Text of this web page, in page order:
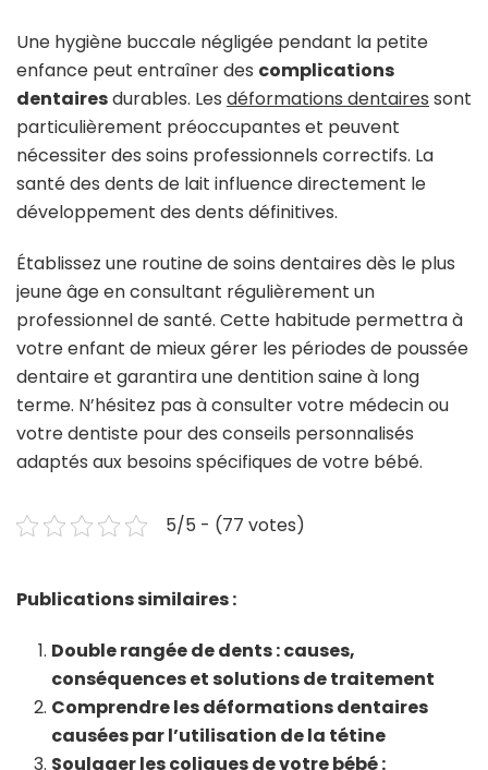
Une hygiène buccale négligée pendant la petite
enfance peut entraîner des complications
dentairesdurables. Les déformations dentaires sont
particulièrement préoccupantes et peuvent
nécessiter des soins professionnels correctifs. La
santé des dents de lait influence directement le
développement des dents définitives.
Établissez une routine de soins dentaires dès le plus
jeune âge en consultant régulièrement un
professionnel de santé. Cette habitude permettra à
votre enfant de mieux gérer les périodes de poussée
dentaire et garantira une dentition saine à long
terme. N’hésitez pas à consulter votre médecin ou
votre dentiste pour des conseils personnalisés
adaptés aux besoins spécifiques de votre bébé.
5/5 - (77 votes)
Publications similaires :
Double rangée de dents : causes,
conséquences et solutions de traitement
Comprendre les déformations dentaires
causées par l’utilisation de la tétine
Soulager les coliques de votre bébé :